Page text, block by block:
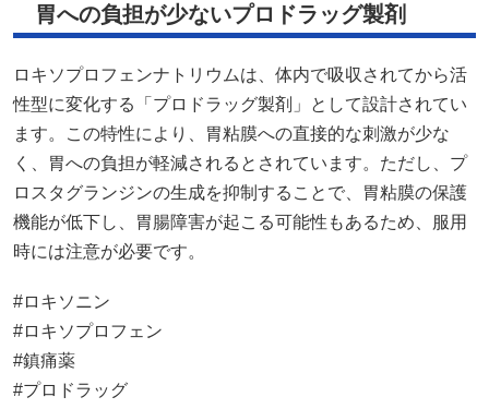
胃への負担が少ないプロドラッグ製剤
ロキソプロフェンナトリウムは、体内で吸収されてから活
性型に変化する「プロドラッグ製剤」として設計されてい
ます。​この特性により、胃粘膜への直接的な刺激が少な
く、胃への負担が軽減されるとされています。​ただし、プ
ロスタグランジンの生成を抑制することで、胃粘膜の保護
機能が低下し、胃腸障害が起こる可能性もあるため、服用
時には注意が必要です。
#ロキソニン
#ロキソプロフェン
#鎮痛薬
#プロドラッグ